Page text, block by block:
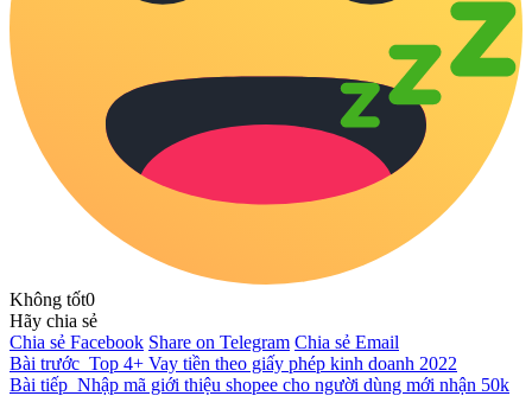
Không tốt0
Hãy chia sẻ
Chia sẻ Facebook Share on Telegram Chia sẻ Email
Bài trước Top 4+ Vay tiền theo giấy phép kinh doanh 2022
Bài tiếp Nhập mã giới thiệu shopee cho người dùng mới nhận 50k